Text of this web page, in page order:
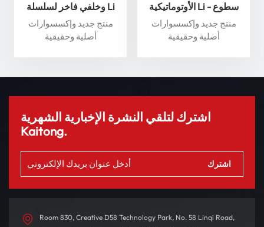
وخلفي فاخر لسلسلة Li
Auto L - عزز تجربة القيادة
الخاصة بك
منتج جديد وإكسسوارات
أصلية وحقيقية
الأوتوماتيكية Li - سطوع
وأداء فائقان لسلامة قصوى
منتج جديد وإكسسوارات
أصلية وحقيقية
اشترك لتلقي النشرة الإخبارية الشهرية
Kaitong.
Room 830, Creative D58 Technology Park, No. 58 Linqi Road,